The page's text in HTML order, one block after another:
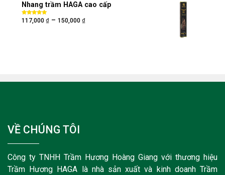
Nhang trầm HAGA cao cấp
Được xếp
hạng5.005
117,000 ₫ – 150,000 ₫
VỀ CHÚNG TÔI
Công ty TNHH Trầm Hương Hoàng Giang với thương hiệu
Trầm Hương HAGA là nhà sản xuất và kinh doanh Trầm